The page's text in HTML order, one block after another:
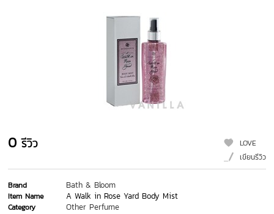
0 รีวิว
LOVE
เขียนรีวิว
Brand Bath & Bloom
Item Name A Walk in Rose Yard Body Mist
Category Other Perfume